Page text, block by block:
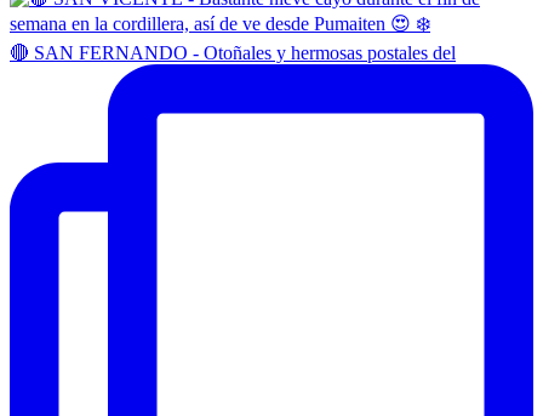
🔴 SAN FERNANDO - Otoñales y hermosas postales del